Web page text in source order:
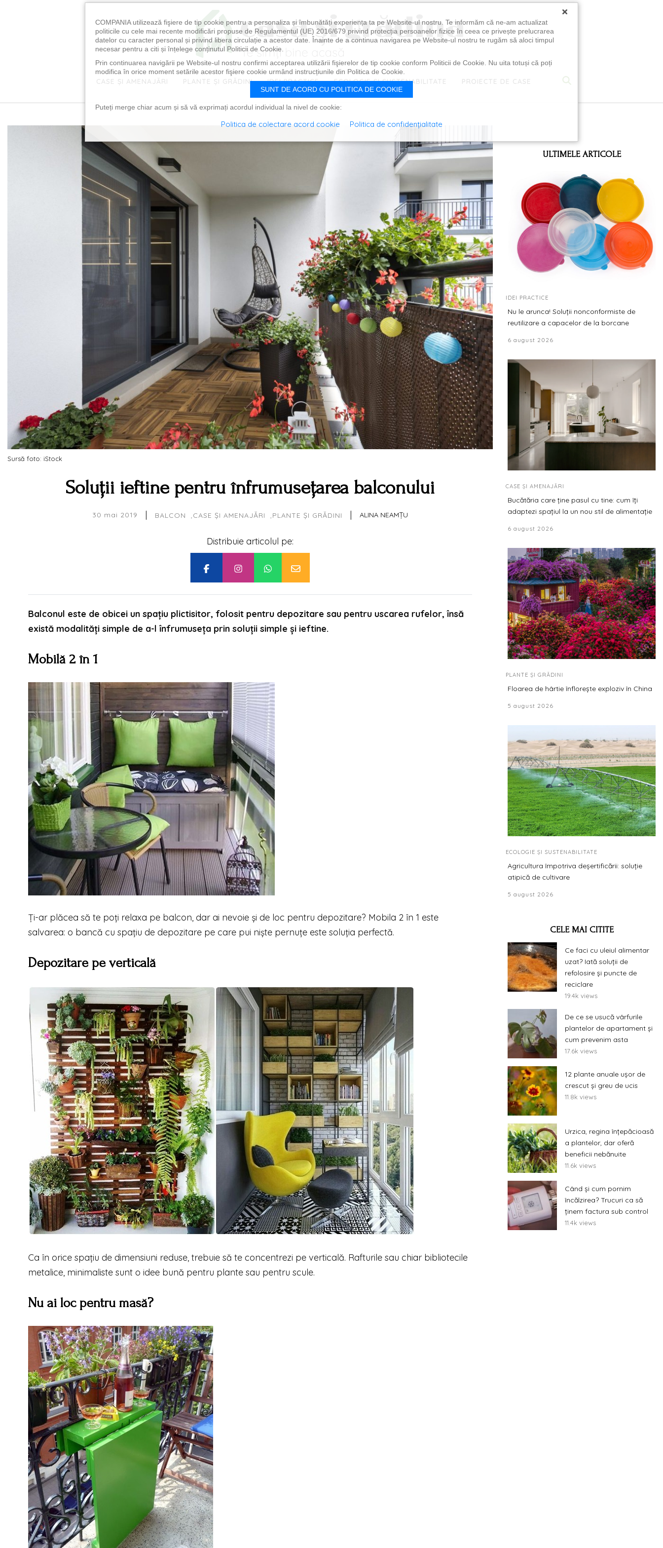
CASE ȘI AMENAJĂRI PLANTE ȘI GRĂDINI IDEI PRACTICE ECOLOGIE ȘI SUSTENABILITATE PROIECTE DE CASE
Sursă foto: iStock
Soluții ieftine pentru înfrumusețarea balconului
30 mai 2019 | BALCON CASE ȘI AMENAJĂRI PLANTE ȘI GRĂDINI | ALINA NEAMȚU
Distribuie articolul pe:
Balconul este de obicei un spațiu plictisitor, folosit pentru depozitare sau pentru uscarea rufelor, însă
există modalități simple de a-l înfrumuseța prin soluții simple și ieftine.
Mobilă 2 în 1
Ți-ar plăcea să te poți relaxa pe balcon, dar ai nevoie și de loc pentru depozitare? Mobila 2 în 1 este
salvarea: o bancă cu spațiu de depozitare pe care pui niște pernuțe este soluția perfectă.
Depozitare pe verticală
Ca în orice spațiu de dimensiuni reduse, trebuie să te concentrezi pe verticală. Rafturile sau chiar bibliotecile
metalice, minimaliste sunt o idee bună pentru plante sau pentru scule.
Nu ai loc pentru masă?
ULTIMELE ARTICOLE
IDEI PRACTICE
Nu le arunca! Soluții nonconformiste de
reutilizare a capacelor de la borcane
6 august 2026
CASE ȘI AMENAJĂRI
Bucătăria care ține pasul cu tine: cum îți
adaptezi spațiul la un nou stil de alimentație
6 august 2026
PLANTE ȘI GRĂDINI
Floarea de hârtie înflorește exploziv în China
5 august 2026
ECOLOGIE ȘI SUSTENABILITATE
Agricultura împotriva deșertificării: soluție
atipică de cultivare
5 august 2026
CELE MAI CITITE
Ce faci cu uleiul alimentar
uzat? Iată soluții de
refolosire și puncte de
reciclare
19.4k views
De ce se usucă vârfurile
plantelor de apartament și
cum prevenim asta
17.6k views
12 plante anuale ușor de
crescut și greu de ucis
11.8k views
Urzica, regina înțepăcioasă
a plantelor, dar oferă
beneficii nebănuite
11.6k views
Când și cum pornim
încălzirea? Trucuri ca să
ținem factura sub control
11.4k views
×
COMPANIA utilizează fişiere de tip cookie pentru a personaliza și îmbunătăți experiența ta pe Website-ul nostru. Te informăm că ne-am actualizat
politicile cu cele mai recente modificări propuse de Regulamentul (UE) 2016/679 privind protecția persoanelor fizice în ceea ce privește prelucrarea
datelor cu caracter personal și privind libera circulație a acestor date. Înainte de a continua navigarea pe Website-ul nostru te rugăm să aloci timpul
necesar pentru a citi și înțelege conținutul Politicii de Cookie.
Prin continuarea navigării pe Website-ul nostru confirmi acceptarea utilizării fişierelor de tip cookie conform Politicii de Cookie. Nu uita totuși că poți
modifica în orice moment setările acestor fişiere cookie urmând instrucțiunile din Politica de Cookie.
SUNT DE ACORD CU POLITICA DE COOKIE
Puteți merge chiar acum și să vă exprimați acordul individual la nivel de cookie:
Politica de colectare acord cookie Politica de confidențialitate